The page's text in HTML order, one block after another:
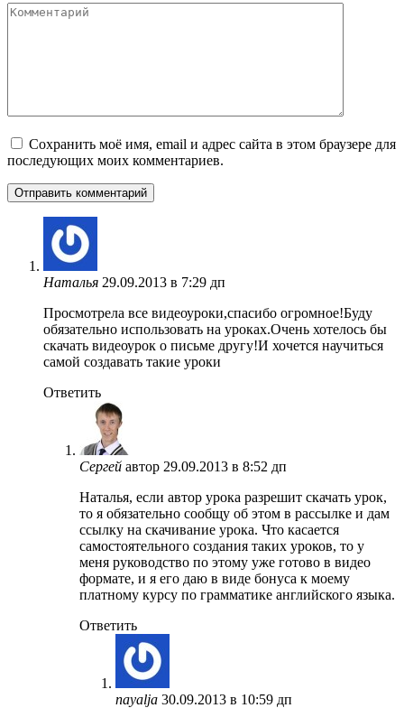
Комментарий
Сохранить моё имя, email и адрес сайта в этом браузере для
последующих моих комментариев.
Наталья 29.09.2013 в 7:29 дп
Просмотрела все видеоуроки,спасибо огромное!Буду
обязательно использовать на уроках.Очень хотелось бы
скачать видеоурок о письме другу!И хочется научиться
самой создавать такие уроки
Ответить
Сергей автор 29.09.2013 в 8:52 дп
Наталья, если автор урока разрешит скачать урок,
то я обязательно сообщу об этом в рассылке и дам
ссылку на скачивание урока. Что касается
самостоятельного создания таких уроков, то у
меня руководство по этому уже готово в видео
формате, и я его даю в виде бонуса к моему
платному курсу по грамматике английского языка.
Ответить
nayalja 30.09.2013 в 10:59 дп